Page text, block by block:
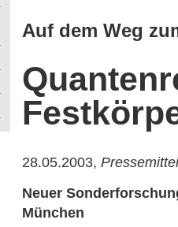
Auf dem Weg
28.05.2003,
Neuer
München